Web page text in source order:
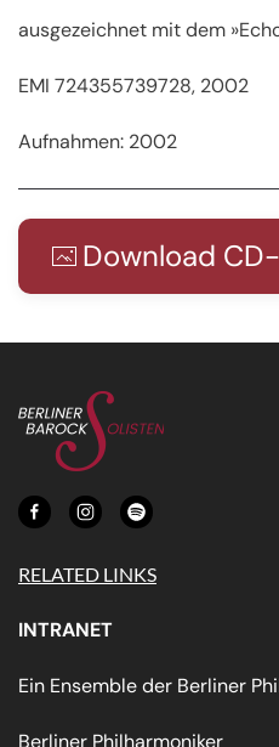
ausgezeichnet mit dem
EMI 724355739728, 2002
Aufnahmen: 2002
Download
RELATED LINKS
INTRANET
Ein Ensemble der Berliner
Berliner Philharmoniker